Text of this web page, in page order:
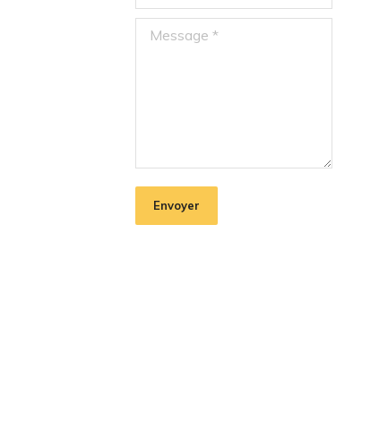
Message *
Envoyer